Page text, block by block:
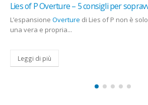
Lombardia, slitta di qualche giorno la
satellitari in zone remote. Starlink in
Introduzione: La
apripista
La Regione Lombardia si prepara a lanciare